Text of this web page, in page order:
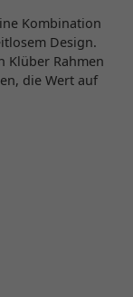
Kombination
Design.
Klüber Rahmen
die Wert auf